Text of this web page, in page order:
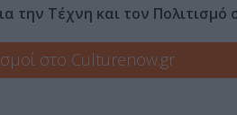
την Τέχνη και τον Πολιτισμό
στο Culturenow.gr